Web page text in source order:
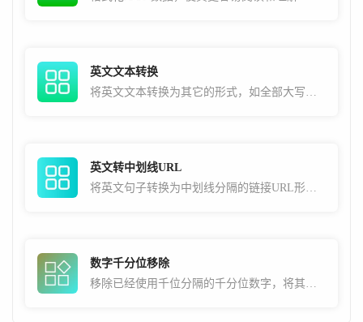
英文文本转换
将英文文本转换为其它的形式，如全部大写，全部小
英文转中划线URL
将英文句子转换为中划线分隔的链接URL形式，常用
数字千分位移除
移除已经使用千位分隔的千分位数字，将其还原为不